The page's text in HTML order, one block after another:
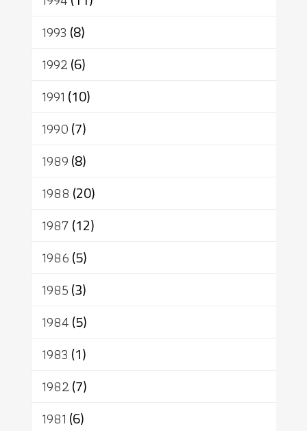
1993 (8)
1992(6)
1991 (10)
1990(7)
1989(8)
1988 (20)
1987(12)
1986(5)
1985(3)
1984(5)
1983 (1)
1982(7)
1981 (6)